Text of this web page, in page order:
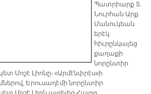
Պատրիարք Տ.
Նուրհան Արք.
Մանուկեան
երէկ
հիւրընկալեց
քաղաքի
նորընտիր
Մոշէ Լիոնը։ «Արմէնփրէս»ի
Երուսաղէմի նորընտիր